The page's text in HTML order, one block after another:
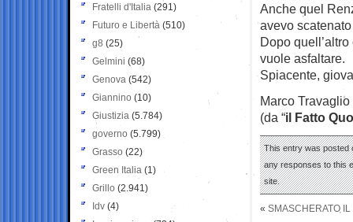
Anche quel
avevo
Dopo
vuole asfaltare.
Spiacente,
Marco Travaglio
(da “il Fatto
This entry was posted
any responses to this
site.
« SMASCHERATO
Fratelli d'Italia (291)
Futuro e Libertà (510)
g8 (25)
Gelmini (68)
Genova (542)
Giannino (10)
Giustizia (5.784)
governo (5.799)
Grasso (22)
Green Italia (1)
Grillo (2.941)
Idv (4)